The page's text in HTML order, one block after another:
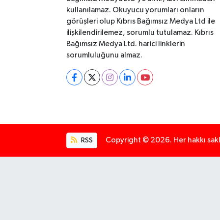
kullanılamaz. Okuyucu yorumları onların
görüşleri olup Kıbrıs Bağımsız Medya Ltd ile
ilişkilendirilemez, sorumlu tutulamaz. Kıbrıs
Bağımsız Medya Ltd. harici linklerin
sorumluluğunu almaz.
RSS Copyright © 2026. Her hakkı